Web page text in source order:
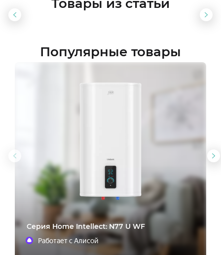
Товары из статьи
Предыдущий
Популярные товары
Предыдущий
слайд
Cерия Home Intellect: N77 U WF
Работает с Алисой